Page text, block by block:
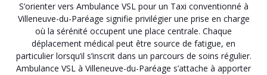
S’orienter vers Ambulance VSL pour un Taxi conventionné à
Villeneuve-du-Paréage signifie privilégier une prise en charge
où la sérénité occupent une place centrale. Chaque
déplacement médical peut être source de fatigue, en
particulier lorsqu’il s’inscrit dans un parcours de soins régulier.
Ambulance VSL à Villeneuve-du-Paréage s’attache à apporter